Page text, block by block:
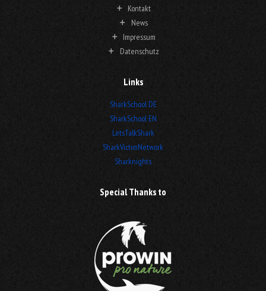
Kontakt
News
Impressum
Datenschutz
Links
SharkSchool DE
SharkSchool EN
LetsTalkShark
SharkVictimNetwork
Sharknights
Special Thanks to